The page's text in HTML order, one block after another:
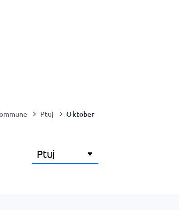
Ptuj Oktober